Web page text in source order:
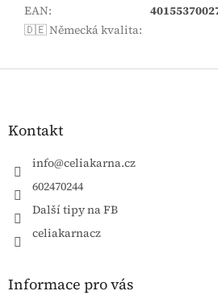
EAN:
🇩🇪 Německá kvalita:
Zápatí
Kontakt
info@celiakarna.cz
602470244
Další tipy na FB
celiakarnacz
Informace pro vás